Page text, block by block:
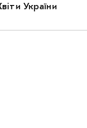
України